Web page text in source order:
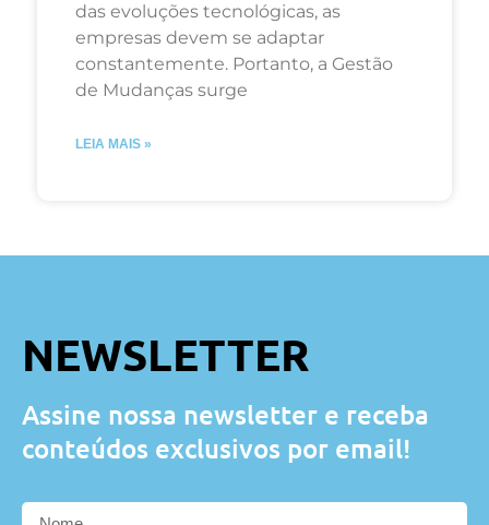
das evoluções tecnológicas, as
empresas devem se adaptar
constantemente. Portanto, a Gestão
de Mudanças surge
LEIA MAIS »
NEWSLETTER
Assine nossa newsletter e receba
conteúdos exclusivos por email!